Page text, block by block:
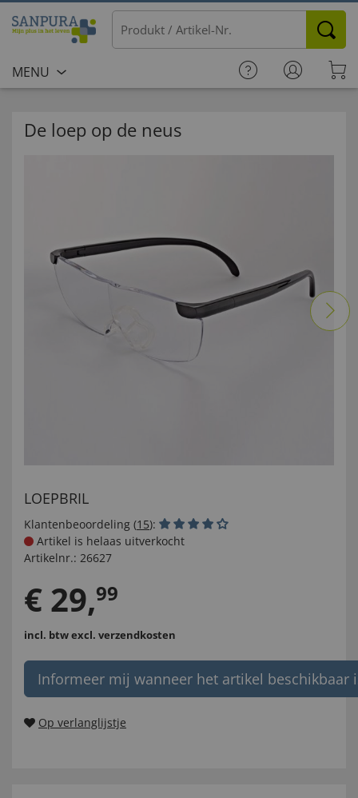
MENU
De loep op de neus
LOEPBRIL
Klantenbeoordeling (15):
Artikel is helaas uitverkocht
Artikelnr.: 26627
€ 29,99
incl. btwexcl. verzendkosten
Informeer mij wanneer het artikel beschikbaar
Op verlanglijstje